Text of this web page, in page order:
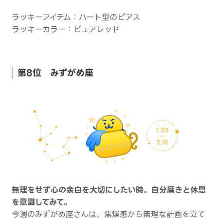
ラッキーアイテム：ハート型のピアス
ラッキーカラー：ピュアレッド
第8位 みずがめ座
無理をせず心の余白を大切にしたい時。 自分磨きと休息
を意識してみて。
今週のみずがめ座さんは、焦燥感から無理な計画を立て